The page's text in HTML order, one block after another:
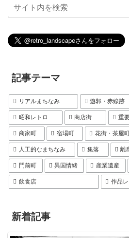
記事テーマ
リアルまちなみ 遊郭・赤線跡
昭和レトロ 商店街 重
商家町 宿場町 花街・茶屋
人工的なまちなみ 集落 離
門前町 異国情緒 産業遺産
飲食店 作品
新着記事